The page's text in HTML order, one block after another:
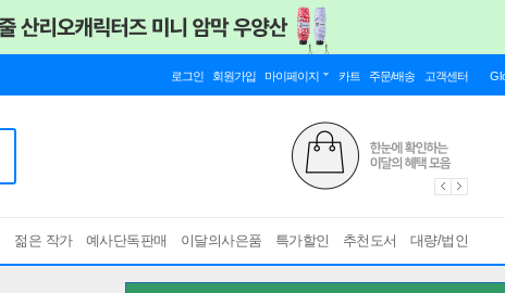
로그인 회원가입 마이페이지 카트 주문/배송 고객센터
젊은 작가 예사단독판매 이달의사은품 특가할인 추천도서 대량/법인